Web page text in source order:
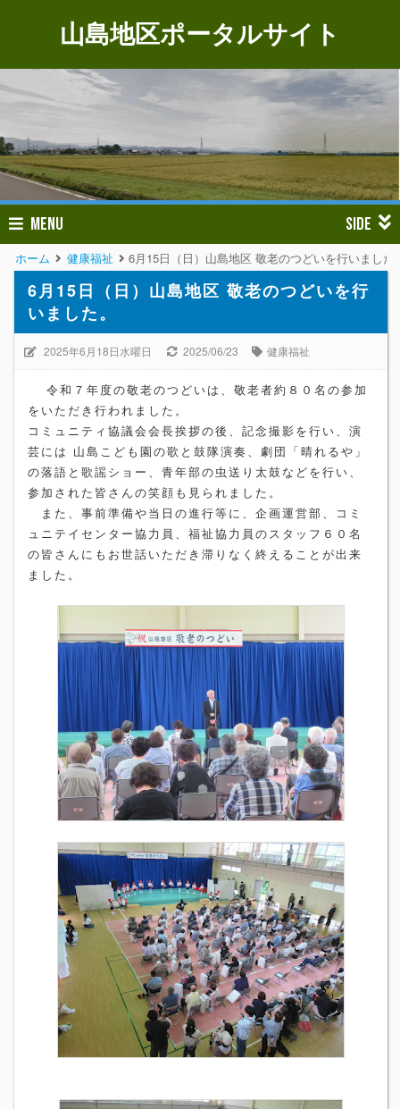
山島地区ポータルサイト
MENU SIDE
ホーム 健康福祉 6月15日（日）山島地区 敬老のつどいを行いました
6月15日（日）山島地区 敬老のつどいを行
いました。
2025年6月18日水曜日 2025/06/23 健康福祉
令和７年度の敬老のつどいは、敬老者約８０名の参加
をいただき行われました。
コミュニティ協議会会長挨拶の後、記念撮影を行い、演
芸には 山島こども園の歌と鼓隊演奏、劇団「晴れるや」
の落語と歌謡ショー、青年部の虫送り太鼓などを行い、
参加された皆さんの笑顔も見られました。
また、事前準備や当日の進行等に、企画運営部、コミ
ュニテイセンター協力員、福祉協力員のスタッフ６０名
の皆さんにもお世話いただき滞りなく終えることが出来
ました。